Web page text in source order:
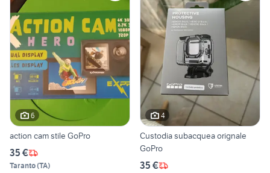
6
action cam stile GoPro
35 €
Taranto(TA)
4
Custodia subacquea orignale
GoPro
35 €